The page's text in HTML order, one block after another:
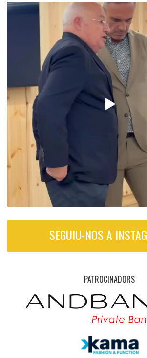
SEGUIU-NOS A
PATROCINADORS